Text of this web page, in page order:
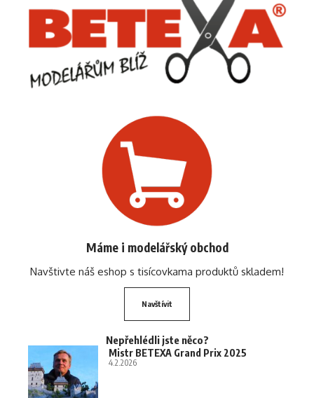
Máme i modelářský obchod
Navštivte náš eshop s tisícovkama produktů skladem!
Navštívit
Nepřehlédli jste něco?
Mistr BETEXA Grand Prix 2025
4.2.2026